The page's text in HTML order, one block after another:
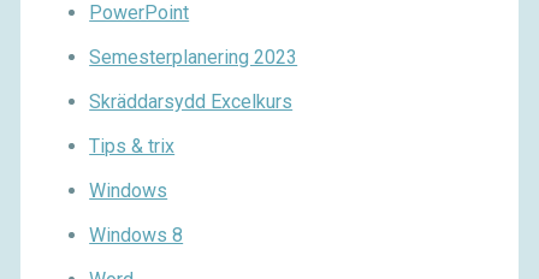
PowerPoint
Semesterplanering 2023
Skräddarsydd Excelkurs
Tips & trix
Windows
Windows 8